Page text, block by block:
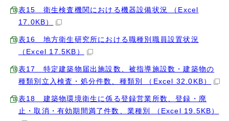
表15 衛生検査機関における機器設備状況 （Excel
17.0KB）
表16 地方衛生研究所における職種別職員設置状況
（Excel 17.5KB）
表17 特定建築物届出施設数、被指導施設数・建築物の
種類別立入検査・処分件数、種類別 （Excel 32.0KB）
表18 建築物環境衛生に係る登録営業所数、登録・廃
止・取消・有効期間満了件数、業種別 （Excel 19.5KB）